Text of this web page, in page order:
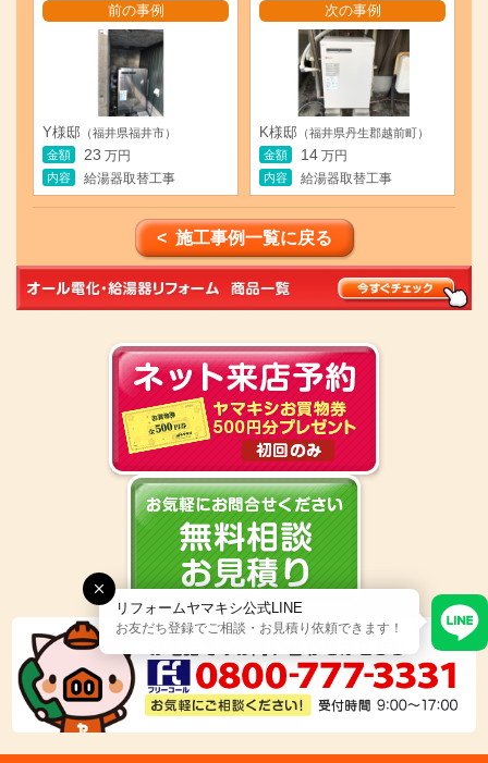
前の事例
Y様邸 （福井県福井市）
金額
23 万円
内容
給湯器取替工事
次の事例
K様邸 （福井県丹生郡越前町）
金額
14 万円
内容
給湯器取替工事
< 施工事例一覧に戻る
リフォームヤマキシ公式LINE
お友だち登録でご相談・お見積り依頼できます！